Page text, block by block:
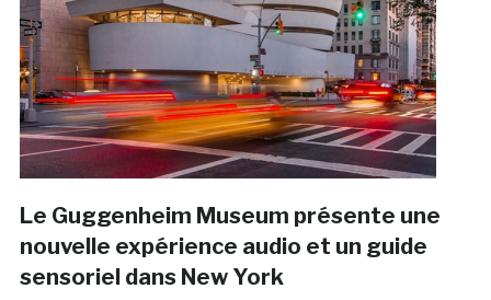
Le Guggenheim Museum présente une
nouvelle expérience audio et un guide
sensoriel dans New York